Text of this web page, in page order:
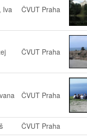
Iva ČVUT Praha
ČVUT Praha
ČVUT Praha
ČVUT Praha